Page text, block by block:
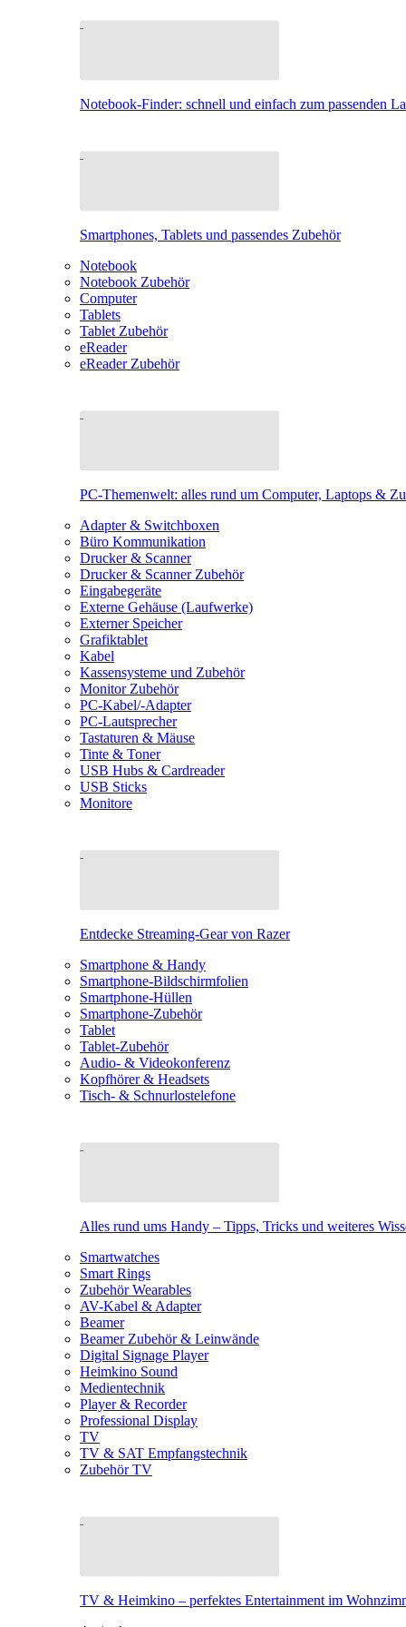
Notebook-Finder: schnell und einfach zum passenden
Smartphones, Tablets und passendes Zubehör
Notebook
Notebook Zubehör
Computer
Tablets
Tablet Zubehör
eReader
eReader Zubehör
PC-Themenwelt: alles rund um Computer, Laptops &
Adapter & Switchboxen
Büro Kommunikation
Drucker & Scanner
Drucker & Scanner Zubehör
Eingabegeräte
Externe Gehäuse (Laufwerke)
Externer Speicher
Grafiktablet
Kabel
Kassensysteme und Zubehör
Monitor Zubehör
PC-Kabel/-Adapter
PC-Lautsprecher
Tastaturen & Mäuse
Tinte & Toner
USB Hubs & Cardreader
USB Sticks
Monitore
Entdecke Streaming-Gear von Razer
Smartphone & Handy
Smartphone-Bildschirmfolien
Smartphone-Hüllen
Smartphone-Zubehör
Tablet
Tablet-Zubehör
Audio- & Videokonferenz
Kopfhörer & Headsets
Tisch- & Schnurlostelefone
Alles rund ums Handy – Tipps, Tricks und weiteres
Smartwatches
Smart Rings
Zubehör Wearables
AV-Kabel & Adapter
Beamer
Beamer Zubehör & Leinwände
Digital Signage Player
Heimkino Sound
Medientechnik
Player & Recorder
Professional Display
TV
TV & SAT Empfangstechnik
Zubehör TV
TV & Heimkino – perfektes Entertainment im